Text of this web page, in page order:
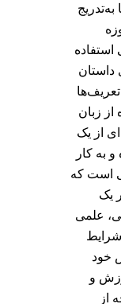
استفاده
داستان
زبان
از یک
به کار
است که
یک
علمی
خود
و
از